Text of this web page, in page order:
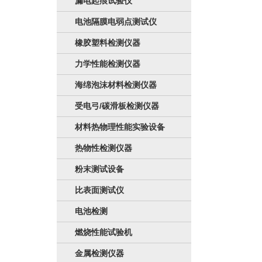
电池隔膜电弱点测试仪
橡胶塑料检测仪器
力学性能检测仪器
海绵泡沫材料检测仪器
受电弓/碳滑板检测仪器
材料热物理性能实验设备
热物性检测仪器
粉末测试设备
比表面测试仪
电池检测
燃烧性能试验机
金属检测仪器